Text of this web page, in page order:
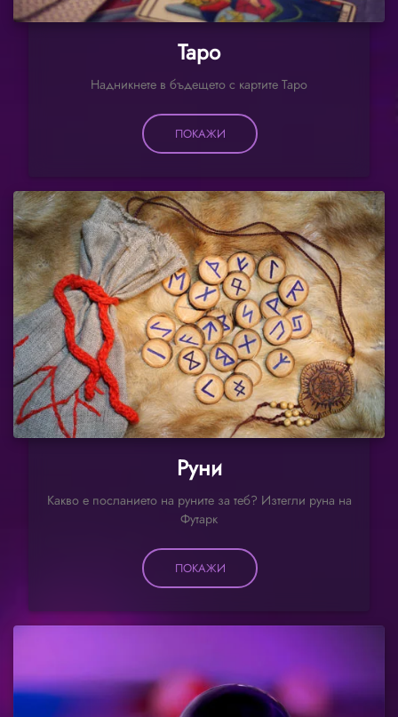
Таро
Надникнете в бъдещето с картите Таро
ПОКАЖИ
Руни
Какво е посланието на руните за теб? Изтегли руна на
Футарк
ПОКАЖИ